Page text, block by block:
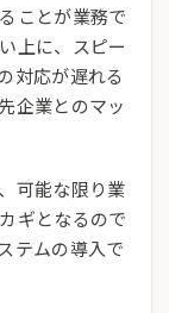
ことが業務で
上に、スピー
対応が遅れる
企業とのマッ
可能な限り業
ギとなるので
テムの導入で